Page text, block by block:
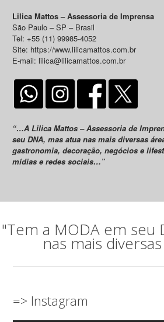
Lilica Mattos – Assessoria de Imprensa
São Paulo – SP – Brasil
Tel: +55 (11) 99985-4052
Site: https://www.lilicamattos.com.br
E-mail: lilica@lilicamattos.com.br
“…A Lilica Mattos – Assessoria de
seu DNA, mas atua nas mais diversas
gastronomia, decoração, negócios e
mídias e redes sociais…”
"Tem a MODA em seu
nas mais
=> Instagram